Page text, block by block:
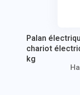
Palan
chariot
kg